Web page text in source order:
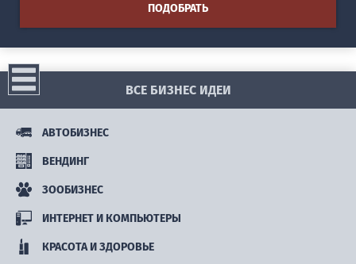
ПОДОБРАТЬ
ВСЕ БИЗНЕС ИДЕИ
АВТОБИЗНЕС
ВЕНДИНГ
ЗООБИЗНЕС
ИНТЕРНЕТ И КОМПЬЮТЕРЫ
КРАСОТА И ЗДОРОВЬЕ